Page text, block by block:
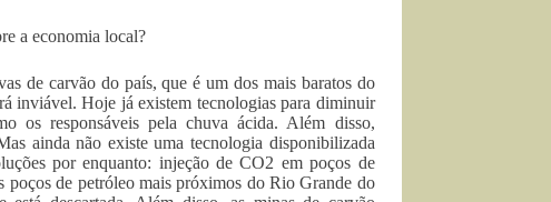
a economia local?
de carvão do país, que é um dos mais baratos do
inviável. Hoje já existem tecnologias para diminuir
os responsáveis pela chuva ácida. Além disso,
ainda não existe uma tecnologia disponibilizada
por enquanto: injeção de CO2 em poços de
poços de petróleo mais próximos do Rio Grande do